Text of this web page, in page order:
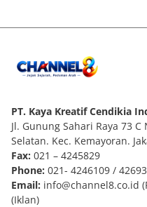
PT. Kaya Kreatif Cendikia
Jl. Gunung Sahari Raya 73
Selatan. Kec. Kemayoran.
Fax: 021 – 4245829
Phone: 021- 4246109 /
Email: info@channel8.co.id
(Iklan)